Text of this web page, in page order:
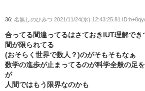
36: 名無しのひみつ 2021/11/24(水) 12:43:25.81
合ってる間違ってるはさておきIUT理解でき
間が限られてる
(おそらく世界で数人？)のがそもそもなぁ
数学の進歩が止まってるのが科学全般の足
が
人間ではもう限界なのかも